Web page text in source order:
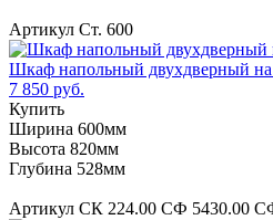
Артикул Ст. 600
Шкаф напольный двухдверный
7 850 руб.
Купить
Ширина 600мм
Высота 820мм
Глубина 528мм
Артикул СК 224.00 СФ 5430.00